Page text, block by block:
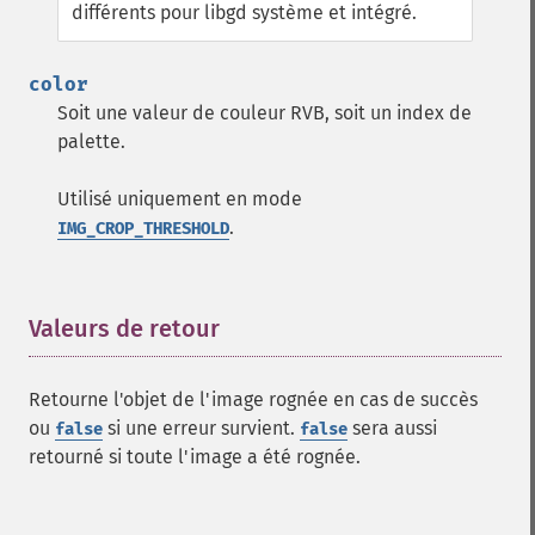
différents pour libgd système et intégré.
color
Soit une valeur de couleur RVB, soit un index de
palette.
Utilisé uniquement en mode
IMG_CROP_THRESHOLD.
Valeurs de retour
Retourne l'objet de l'image rognée en cas de succès
ou false si une erreur survient. false sera aussi
retourné si toute l'image a été rognée.